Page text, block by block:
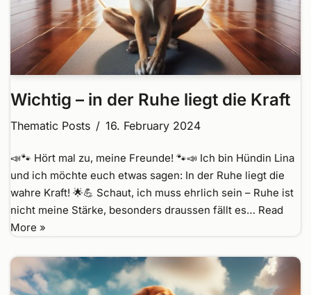
Wichtig – in der Ruhe liegt die Kraft
Thematic Posts 16. February 2024
📣🐾 Hört mal zu, meine Freunde! 🐾📣 Ich bin Hündin Lina
und ich möchte euch etwas sagen: In der Ruhe liegt die
wahre Kraft! 🌟💪 Schaut, ich muss ehrlich sein – Ruhe ist
nicht meine Stärke, besonders draussen fällt es… Read
More »